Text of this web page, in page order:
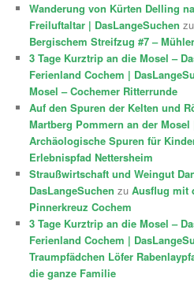
Wanderung von Kürten Delling
Freiluftaltar | DasLangeSuchen
Bergischem Streifzug #7 –
3 Tage Kurztrip an die Mosel –
Ferienland Cochem |
Mosel – Cochemer Ritterrunde
Auf den Spuren der Kelten und
Martberg Pommern an der Mosel
Archäologische Spuren für
Erlebnispfad Nettersheim
Straußwirtschaft und Weingut
DasLangeSuchen zuAusflug mit
Pinnerkreuz Cochem
3 Tage Kurztrip an die Mosel –
Ferienland Cochem |
Traumpfädchen Löfer
die ganze Familie